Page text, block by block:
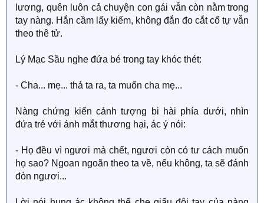
lương, quên luôn cả chuyện con gái vẫn còn nằm trong
tay nàng. Hắn cầm lấy kiếm, không đắn đo cắt cổ tự vẫn
theo thê tử.
Lý Mạc Sầu nghe đứa bé trong tay khóc thét:
- Cha... mẹ... thả ta ra, ta muốn cha mẹ...
Nàng chứng kiến cảnh tượng bi hài phía dưới, nhìn
đứa trẻ với ánh mắt thương hại, ác ý nói:
- Họ đều vì ngươi mà chết, ngươi còn có tư cách muốn
họ sao? Ngoan ngoãn theo ta về, nếu không, ta sẽ đánh
đòn ngươi...